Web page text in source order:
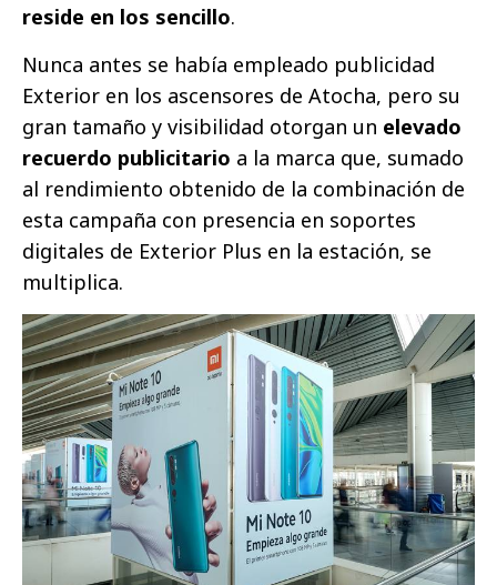
reside en los sencillo.
Nunca antes se había empleado publicidad
Exterior en los ascensores de Atocha, pero su
gran tamaño y visibilidad otorgan un elevado
recuerdo publicitario a la marca que, sumado
al rendimiento obtenido de la combinación de
esta campaña con presencia en soportes
digitales de Exterior Plus en la estación, se
multiplica.